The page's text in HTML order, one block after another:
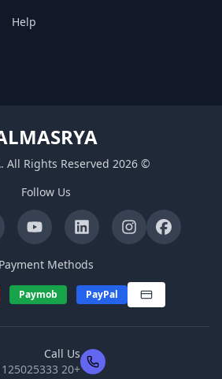
Help
©
2026
. All Rights Reserved
Follow Us
Payment Methods
PayPal
Paymob
Call Us
+20 1125025333